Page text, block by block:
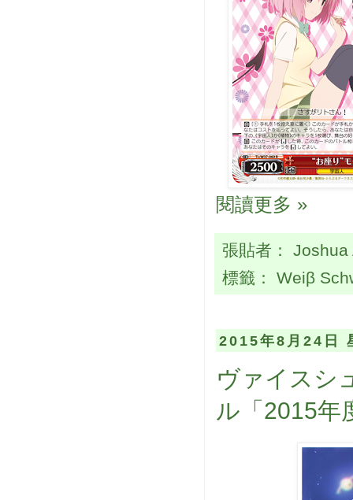
閱讀更多 »
張貼者：
標籤： Weiβ
2015年8月24日
ヴァイスシ
ル「2015年